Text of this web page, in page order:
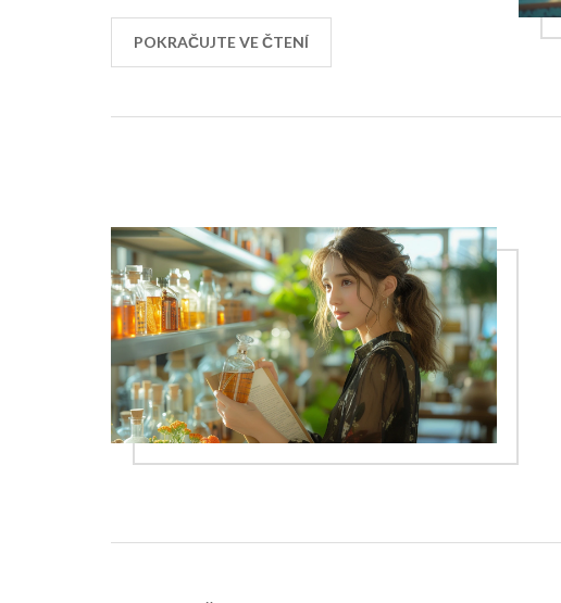
můžete stát hrdými specialisty na beauty
procedury. Kladu důraz na to, abych vám
přiblížila, jak důležitý je výběr školy s
nebojte se, porozhlédneme se i po kurzech,
naučit se něco nového!
POKRAČUJTE VE ČTENÍ